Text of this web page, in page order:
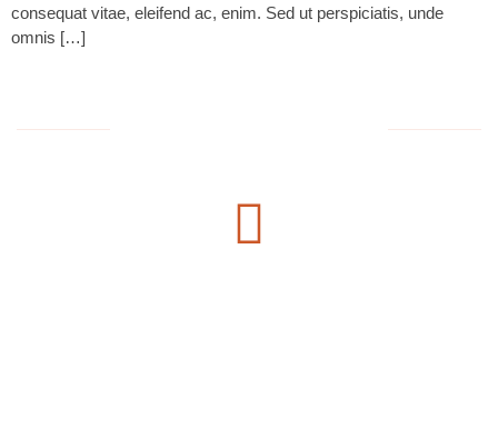
consequat vitae, eleifend ac, enim. Sed ut perspiciatis, unde
omnis […]